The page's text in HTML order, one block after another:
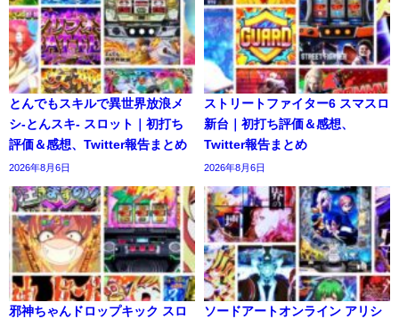
とんでもスキルで異世界放浪メ
シ-とんスキ- スロット｜初打ち
評価＆感想、Twitter報告まとめ
2026年8月6日
ストリートファイター6 スマスロ
新台｜初打ち評価＆感想、
Twitter報告まとめ
2026年8月6日
邪神ちゃんドロップキック スロ
ソードアートオンライン アリシ